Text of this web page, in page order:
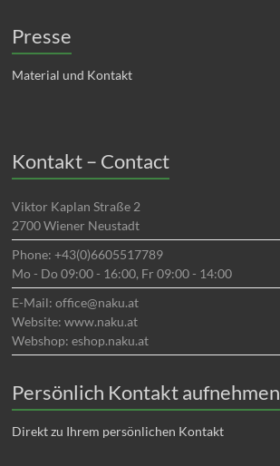
Presse
Material und Kontakt
Kontakt – Contact
Viktor Kaplan Straße 2
2700 Wiener Neustadt
Phone: +43(0)6605517789
Mo - Do 09:00 - 16:00, Fr 09:00 - 14:00
E-Mail: office@naku.at
Website: www.naku.at
Webshop: eshop.naku.at
Persönlich Kontakt aufnehmen
Direkt zu Ihrem persönlichen Kontakt